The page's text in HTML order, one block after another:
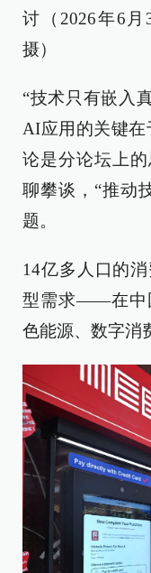
讨（2026年6
摄）
“技术只有嵌入
AI应用的关键
论是分论坛上
聊攀谈，“推动
题。
14亿多人口的
型需求——在中
色能源、数字消